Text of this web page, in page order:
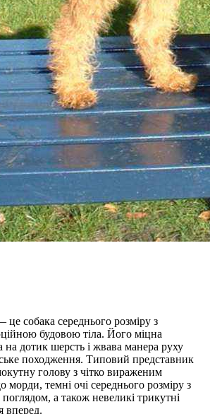
собака середнього розміру з
будовою тіла. Його міцна
на дотик шерсть і жвава манера руху
походження. Типовий представник
голову з чітко вираженим
морди, темні очі середнього розміру з
а також невеликі трикутні
вперед.